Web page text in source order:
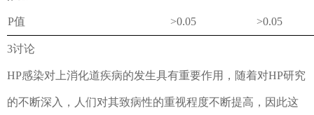
P值 >0.05 >0.05
3讨论
HP感染对上消化道疾病的发生具有重要作用，随着对HP研究
的不断深入，人们对其致病性的重视程度不断提高，因此这